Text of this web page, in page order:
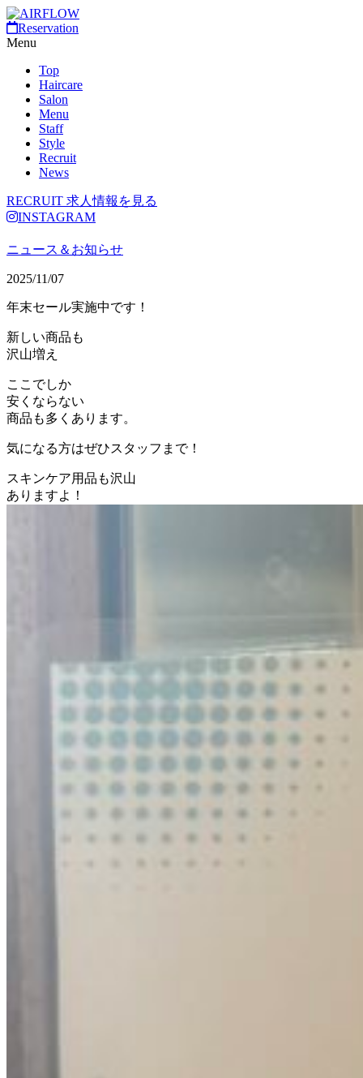
Reservation
Menu
Top
Haircare
Salon
Menu
Staff
Style
Recruit
News
RECRUIT 求人情報を見る
INSTAGRAM
ニュース＆お知らせ
2025/11/07
年末セール実施中です！
新しい商品も
沢山増え
ここでしか
安くならない
商品も多くあります。
気になる方はぜひスタッフまで！
スキンケア用品も沢山
ありますよ！